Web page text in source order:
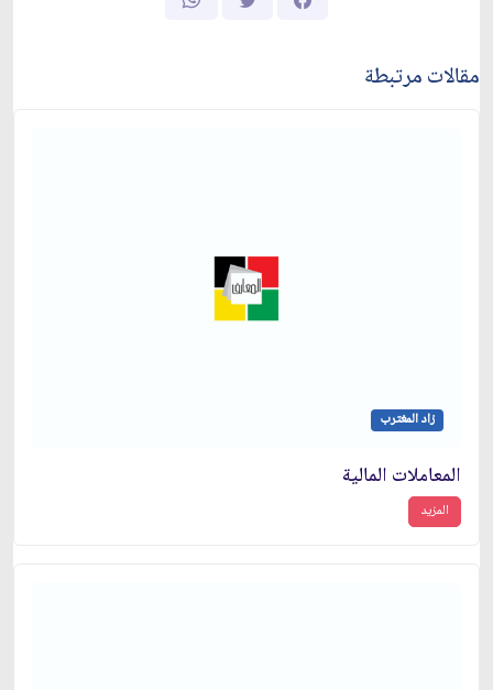
مقالات مرتبطة
زاد المغترب
المعاملات المالية
المزيد